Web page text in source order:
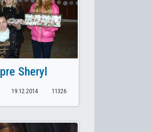
Sheryl
19.12.2014 11326